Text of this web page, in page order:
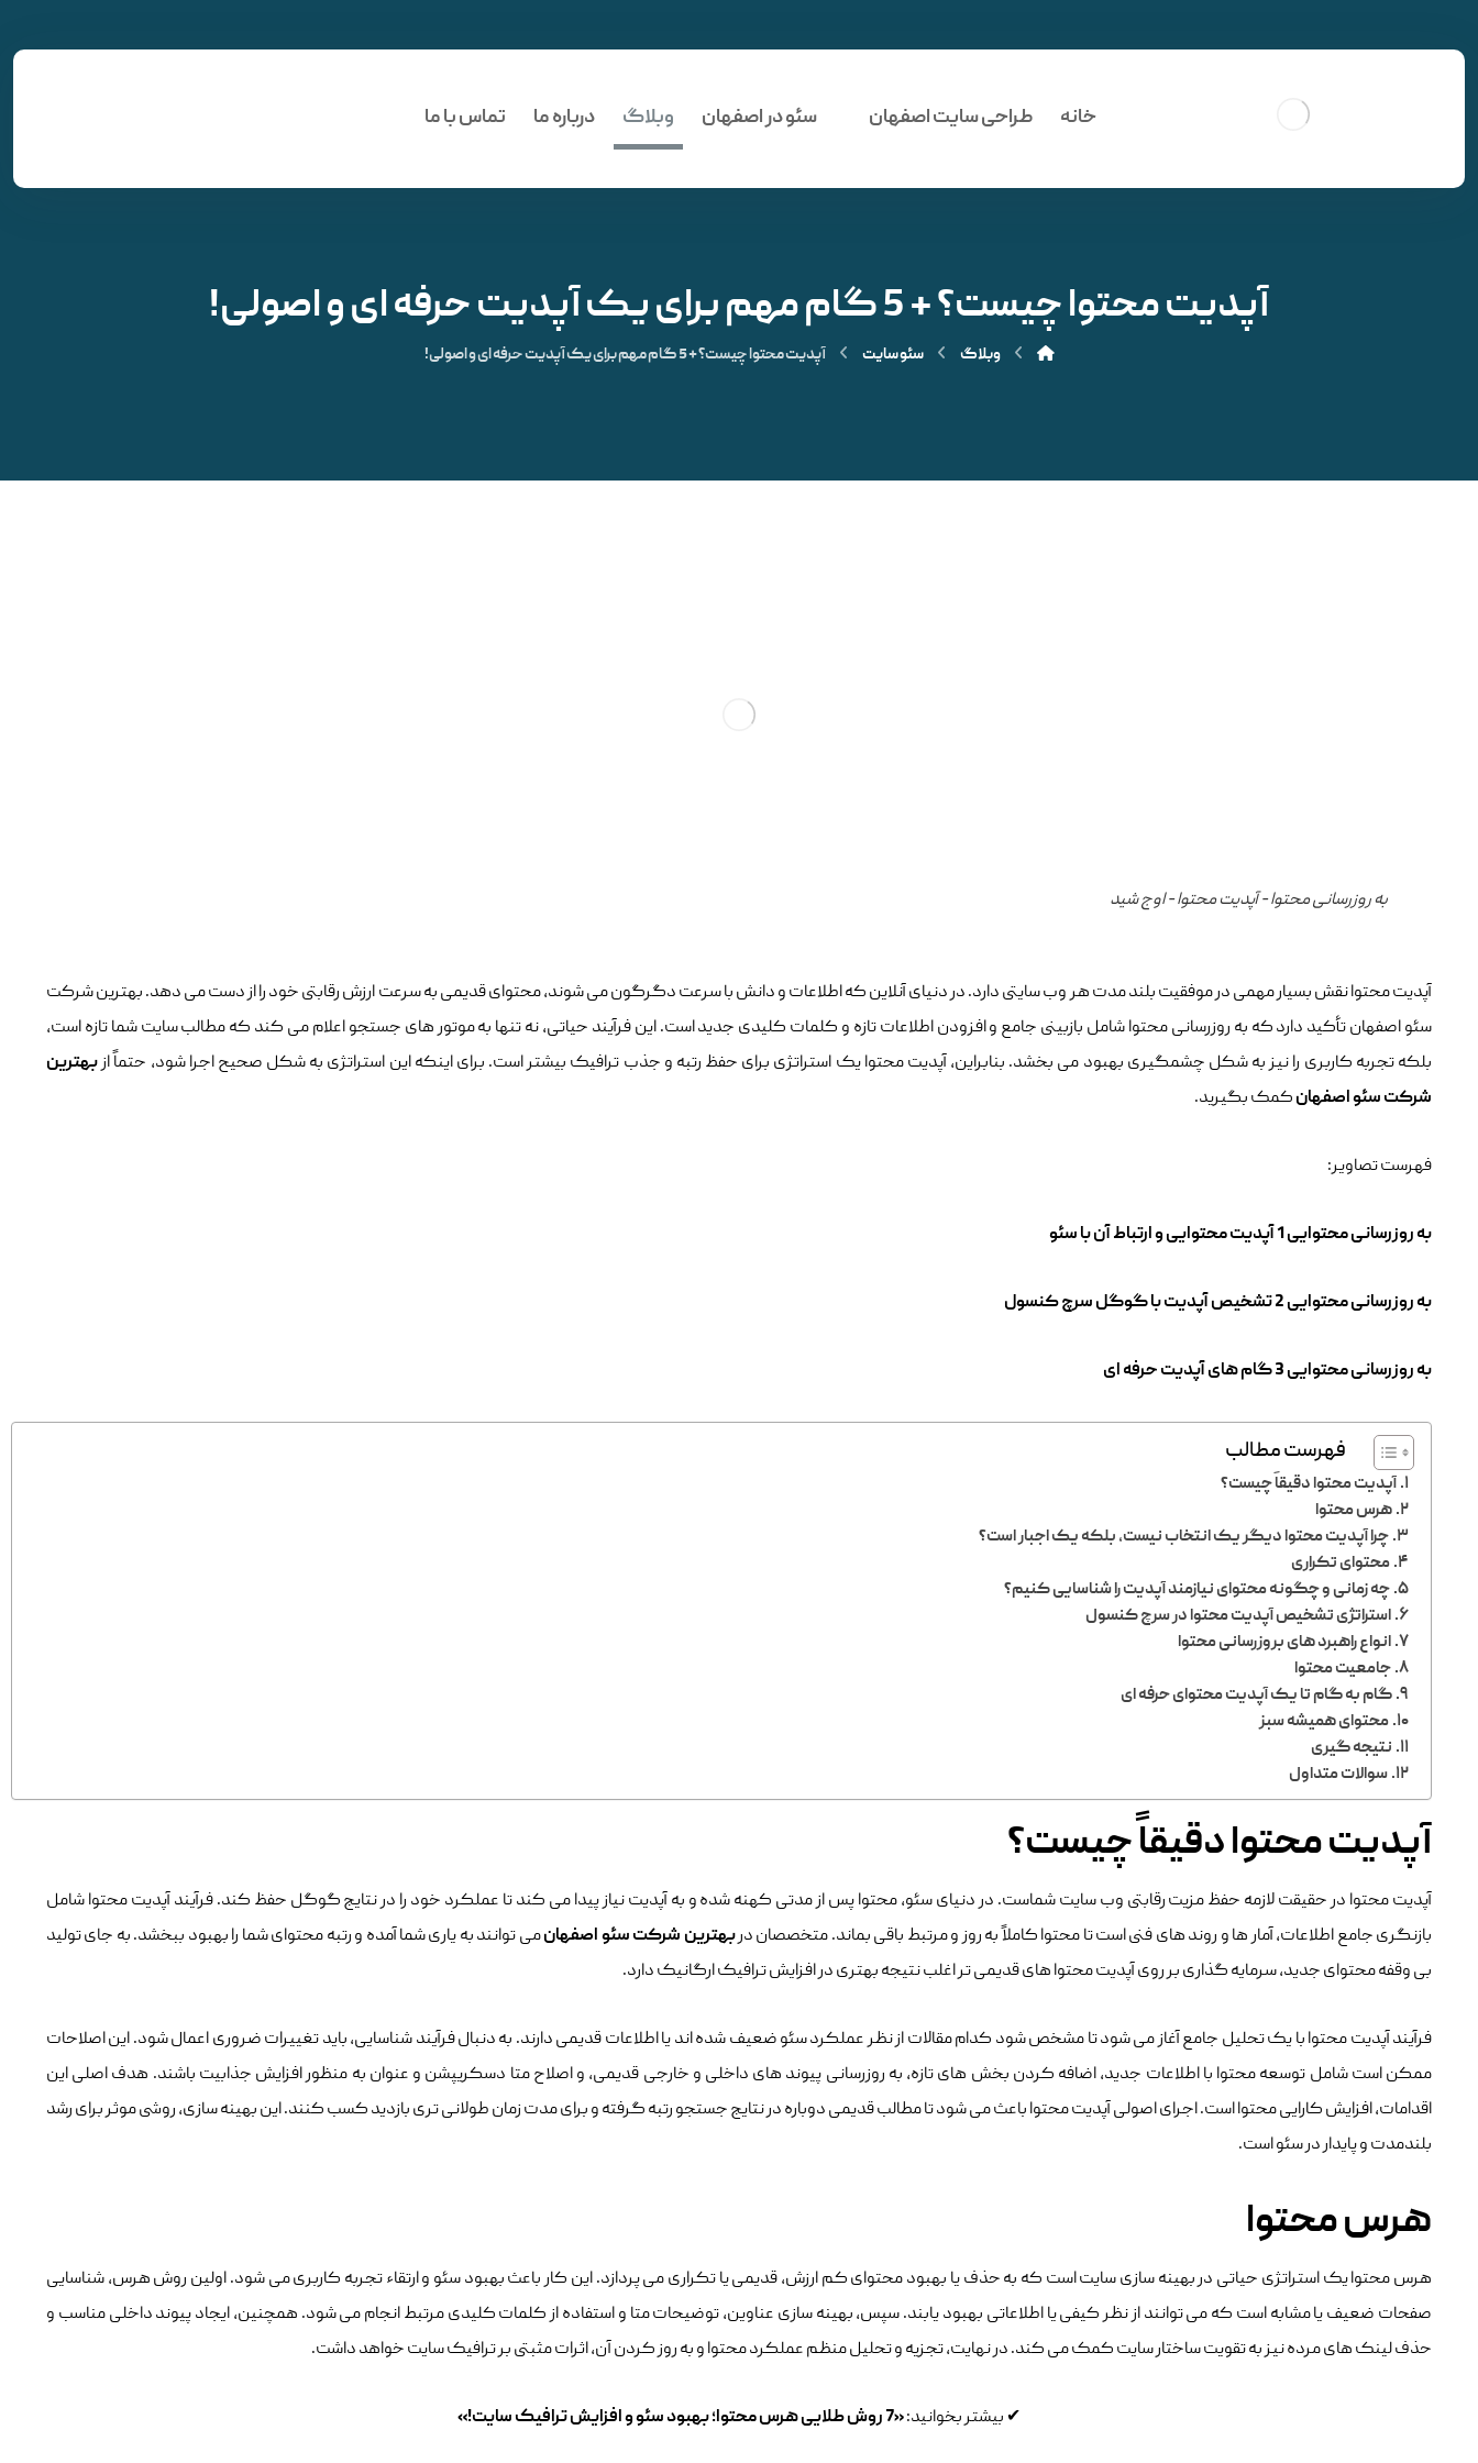
خانه طراحی سایت اصفهان سئو در اصفهان وبلاگ درباره ما تماس با ما
آپدیت محتوا چیست؟ + 5 گام مهم برای یک آپدیت حرفه ای و اصولی!
وبلاگ سئو سایت آپدیت محتوا چیست؟ + 5 گام مهم برای یک آپدیت حرفه ای و اصولی!
به روزرسانی محتوا - آپدیت محتوا - اوج شید
آپدیت محتوا نقش بسیار مهمی در موفقیت بلند مدت هر وب‌ سایتی دارد. در دنیای آنلاین که اطلاعات و دانش با سرعت دگرگون می‌ شوند، محتوای قدیمی به سرعت ارزش رقابتی خود را از دست می‌ دهد. بهترین شرکت
سئو اصفهان تأکید دارد که به روزرسانی محتوا شامل بازبینی جامع و افزودن اطلاعات تازه و کلمات کلیدی جدید است. این فرآیند حیاتی، نه تنها به موتور های جستجو اعلام می‌ کند که مطالب سایت شما تازه است،
بلکه تجربه کاربری را نیز به شکل چشمگیری بهبود می‌ بخشد. بنابراین، آپدیت محتوا یک استراتژی برای حفظ رتبه و جذب ترافیک بیشتر است. برای اینکه این استراتژی به شکل صحیح اجرا شود، حتماً ازبهترین
شرکت سئو اصفهانکمک بگیرید.
فهرست تصاویر:
به روزرسانی محتوایی 1 آپدیت محتوایی و ارتباط آن با سئو
به روزرسانی محتوایی 2 تشخیص آپدیت با گوگل سرچ کنسول
به روزرسانی محتوایی 3 گام های آپدیت حرفه ای
فهرست مطالب
آپدیت محتوا دقیقاً چیست؟
هرس محتوا
چرا آپدیت محتوا دیگر یک انتخاب نیست، بلکه یک اجبار است؟
محتوای تکراری
چه زمانی و چگونه محتوای نیازمند آپدیت را شناسایی کنیم؟
استراتژی تشخیص آپدیت محتوا در سرچ کنسول
انواع راهبرد های بروزرسانی محتوا
جامعیت محتوا
گام‌ به‌ گام تا یک آپدیت محتوای حرفه ‌ای
محتوای همیشه سبز
نتیجه گیری
سوالات متداول
آپدیت محتوا دقیقاً چیست؟
آپدیت محتوا در حقیقت لازمه حفظ مزیت رقابتی وب‌ سایت شماست. در دنیای سئو، محتوا پس از مدتی کهنه شده و به آپدیت نیاز پیدا می ‌کند تا عملکرد خود را در نتایج گوگل حفظ کند. فرآیند آپدیت محتوا شامل
بازنگری جامع اطلاعات، آمار ها و روند های فنی است تا محتوا کاملاً به ‌روز و مرتبط باقی بماند. متخصصان دربهترین شرکت سئو اصفهانمی توانند به یاری شما آمده و رتبه محتوای شما را بهبود ‌ببخشد. به جای تولید
بی‌ وقفه محتوای جدید، سرمایه‌ گذاری بر روی آپدیت محتوا های قدیمی ‌تر اغلب نتیجه بهتری در افزایش ترافیک ارگانیک دارد.
فرآیند آپدیت محتوا با یک تحلیل جامع آغاز می ‌شود تا مشخص شود کدام مقالات از نظر عملکرد سئو ضعیف شده‌ اند یا اطلاعات قدیمی دارند. به دنبال فرآیند شناسایی، باید تغییرات ضروری اعمال شود. این اصلاحات
ممکن است شامل توسعه محتوا با اطلاعات جدید، اضافه کردن بخش‌ های تازه، به‌ روزرسانی پیوند های داخلی و خارجی قدیمی، و اصلاح متا دسکریپشن و عنوان به منظور افزایش جذابیت باشند. هدف اصلی این
اقدامات، افزایش کارایی محتوا است. اجرای اصولی آپدیت محتوا باعث می ‌شود تا مطالب قدیمی دوباره در نتایج جستجو رتبه گرفته و برای مدت زمان طولانی ‌تری بازدید کسب کنند. این بهینه‌ سازی، روشی موثر برای رشد
بلندمدت و پایدار در سئو است.
هرس محتوا
هرس محتوا یک استراتژی حیاتی در بهینه‌ سازی سایت است که به حذف یا بهبود محتوای کم‌ ارزش، قدیمی یا تکراری می‌ پردازد. این کار باعث بهبود سئو و ارتقاء تجربه کاربری می‌ شود. اولین روش هرس، شناسایی
صفحات ضعیف یا مشابه است که می‌ توانند از نظر کیفی یا اطلاعاتی بهبود یابند. سپس، بهینه‌ سازی عناوین، توضیحات متا و استفاده از کلمات کلیدی مرتبط انجام می‌ شود. همچنین، ایجاد پیوند داخلی مناسب و
حذف لینک‌ های مرده نیز به تقویت ساختار سایت کمک می‌ کند. در نهایت، تجزیه و تحلیل منظم عملکرد محتوا و به‌ روز کردن آن، اثرات مثبتی بر ترافیک سایت خواهد داشت.
✔ بیشتر بخوانید:«7 روش طلایی هرس محتوا؛ بهبود سئو و افزایش ترافیک سایت!»